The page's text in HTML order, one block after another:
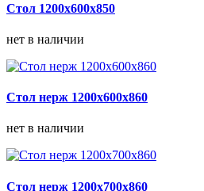
Стол 1200х600х850
нет в наличии
Стол нерж 1200х600х860
нет в наличии
Стол нерж 1200х700х860